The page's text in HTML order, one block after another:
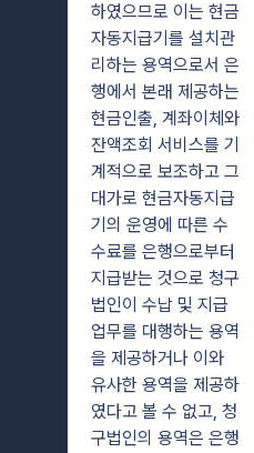
하였으므로 이는 현금
자동지급기를 설치관
리하는 용역으로서 은
행에서 본래 제공하는
현금인출, 계좌이체와
잔액조회 서비스를 기
계적으로 보조하고 그
대가로 현금자동지급
기의 운영에 따른 수
수료를 은행으로부터
지급받는 것으로 청구
법인이 수납 및 지급
업무를 대행하는 용역
을 제공하거나 이와
유사한 용역을 제공하
였다고 볼 수 없고, 청
구법인의 용역은 은행